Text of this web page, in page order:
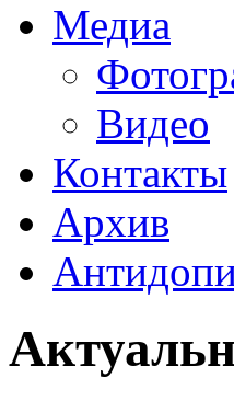
Медиа
Видео
Контакты
Архив